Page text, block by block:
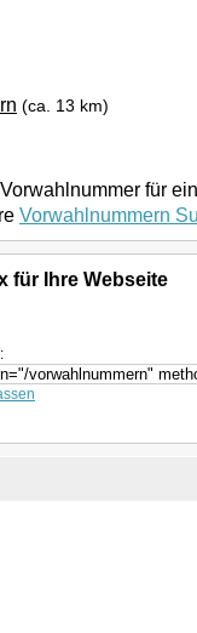
(ca. 13 km)
für
Vorwahlnummern
für Ihre Webseite